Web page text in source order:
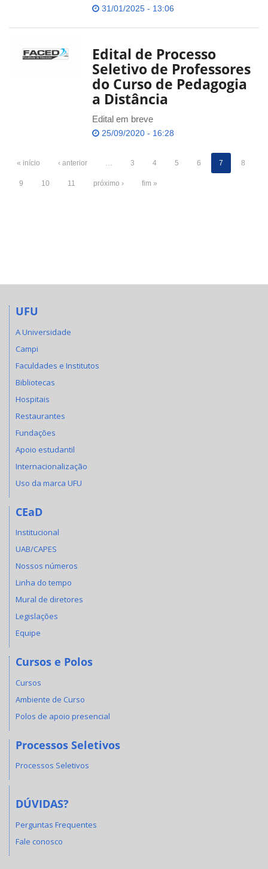
31/01/2025 - 13:06
Edital de Processo
Seletivo de Professores
do Curso de Pedagogia
a Distância
Edital em breve
25/09/2020 - 16:28
« início ‹ anterior … 3 4 5 6 7 8
9 10 11 próximo › fim »
UFU
A Universidade
Campi
Faculdades e Institutos
Bibliotecas
Hospitais
Restaurantes
Fundações
Apoio estudantil
Internacionalização
Uso da marca UFU
CEaD
Institucional
UAB/CAPES
Nossos números
Linha do tempo
Mural de diretores
Legislações
Equipe
Cursos e Polos
Cursos
Ambiente de Curso
Polos de apoio presencial
Processos Seletivos
Processos Seletivos
DÚVIDAS?
Perguntas Frequentes
Fale conosco